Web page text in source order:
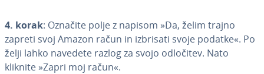
4. korak: Označite polje z napisom »Da, želim trajno
zapreti svoj Amazon račun in izbrisati svoje podatke«. Po
želji lahko navedete razlog za svojo odločitev. Nato
kliknite »Zapri moj račun«.